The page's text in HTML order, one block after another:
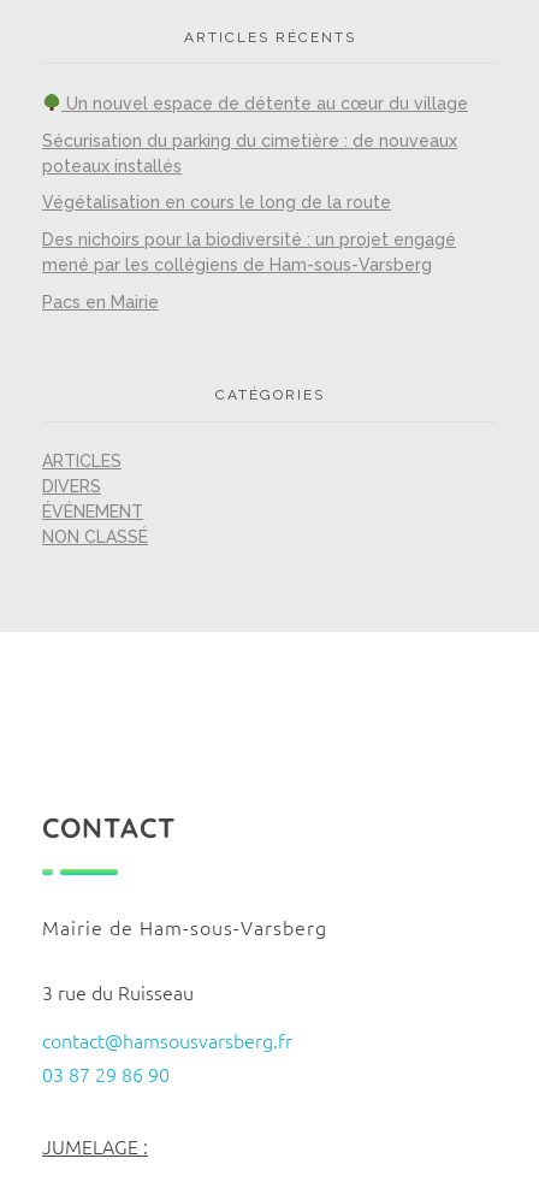
ARTICLES RÉCENTS
Un nouvel espace de détente au cœur du village
Sécurisation du parking du cimetière : de nouveaux
poteaux installés
Végétalisation en cours le long de la route
Des nichoirs pour la biodiversité : un projet engagé
mené par les collégiens de Ham-sous-Varsberg
Pacs en Mairie
CATÉGORIES
ARTICLES
DIVERS
ÉVÉNEMENT
NON CLASSÉ
CONTACT
Mairie de Ham-sous-Varsberg
3 rue du Ruisseau
contact@hamsousvarsberg.fr
03 87 29 86 90
JUMELAGE :